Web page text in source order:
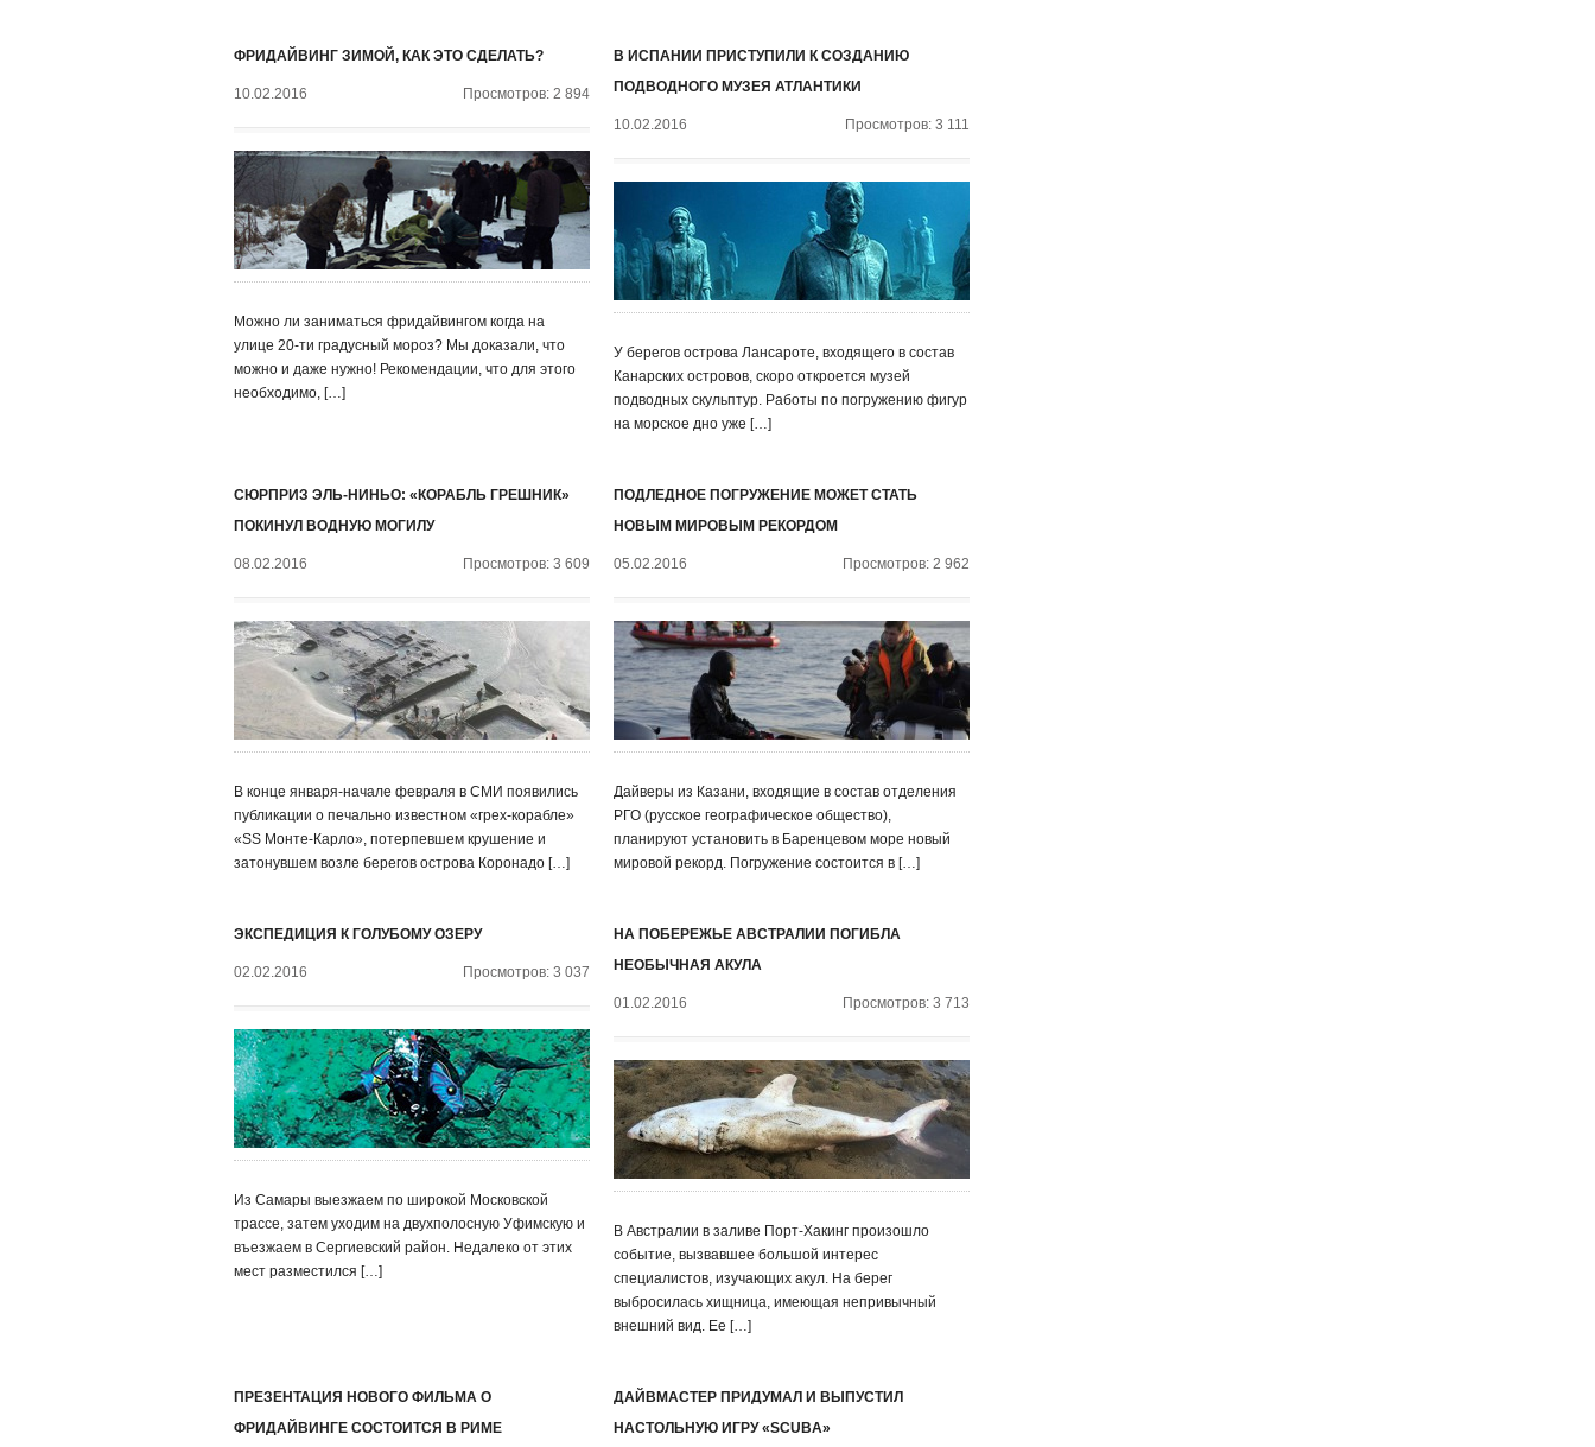
ФРИДАЙВИНГ ЗИМОЙ, КАК ЭТО СДЕЛАТЬ?
10.02.2016 Просмотров: 2 894
Можно ли заниматься фридайвингом когда на
улице 20-ти градусный мороз? Мы доказали, что
можно и даже нужно! Рекомендации, что для этого
необходимо, […]
В ИСПАНИИ ПРИСТУПИЛИ К СОЗДАНИЮ
ПОДВОДНОГО МУЗЕЯ АТЛАНТИКИ
10.02.2016 Просмотров: 3 111
У берегов острова Лансароте, входящего в состав
Канарских островов, скоро откроется музей
подводных скульптур. Работы по погружению фигур
на морское дно уже […]
СЮРПРИЗ ЭЛЬ-НИНЬО: «КОРАБЛЬ ГРЕШНИК»
ПОКИНУЛ ВОДНУЮ МОГИЛУ
08.02.2016 Просмотров: 3 609
В конце января-начале февраля в СМИ появились
публикации о печально известном «грех-корабле»
«SS Монте-Карло», потерпевшем крушение и
затонувшем возле берегов острова Коронадо […]
ПОДЛЕДНОЕ ПОГРУЖЕНИЕ МОЖЕТ СТАТЬ
НОВЫМ МИРОВЫМ РЕКОРДОМ
05.02.2016 Просмотров: 2 962
Дайверы из Казани, входящие в состав отделения
РГО (русское географическое общество),
планируют установить в Баренцевом море новый
мировой рекорд. Погружение состоится в […]
ЭКСПЕДИЦИЯ К ГОЛУБОМУ ОЗЕРУ
02.02.2016 Просмотров: 3 037
Из Самары выезжаем по широкой Московской
трассе, затем уходим на двухполосную Уфимскую и
въезжаем в Сергиевский район. Недалеко от этих
мест разместился […]
НА ПОБЕРЕЖЬЕ АВСТРАЛИИ ПОГИБЛА
НЕОБЫЧНАЯ АКУЛА
01.02.2016 Просмотров: 3 713
В Австралии в заливе Порт-Хакинг произошло
событие, вызвавшее большой интерес
специалистов, изучающих акул. На берег
выбросилась хищница, имеющая непривычный
внешний вид. Ее […]
ПРЕЗЕНТАЦИЯ НОВОГО ФИЛЬМА О
ФРИДАЙВИНГЕ СОСТОИТСЯ В РИМЕ
ДАЙВМАСТЕР ПРИДУМАЛ И ВЫПУСТИЛ
НАСТОЛЬНУЮ ИГРУ «SCUBA»